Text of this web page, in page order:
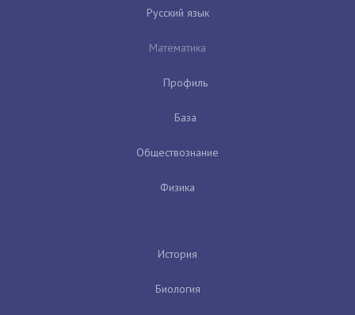
Русский язык
Математика
Профиль
База
Обществознание
Физика
История
Биология